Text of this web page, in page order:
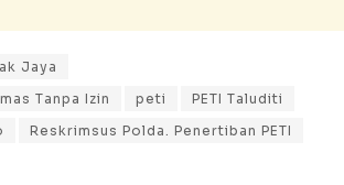
Jaya
Tanpa Izin
peti
PETI Taluditi
Reskrimsus Polda. Penertiban PETI